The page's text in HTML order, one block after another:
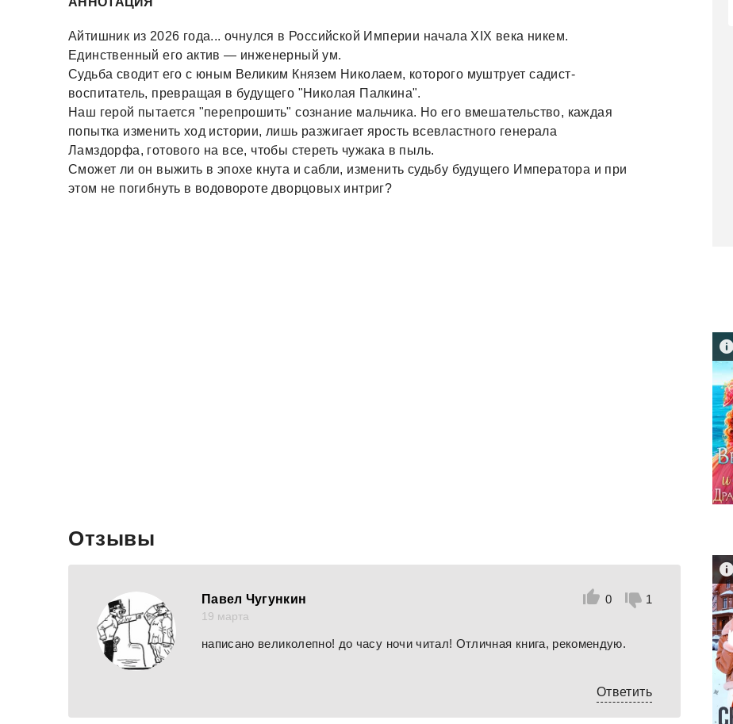
Айтишник из 2026 года... очнулся в Российской Империи начала XIX века никем.
Единственный его актив — инженерный ум.
Судьба сводит его с юным Великим Князем Николаем, которого муштрует садист-
воспитатель, превращая в будущего "Николая Палкина".
Наш герой пытается "перепрошить" сознание мальчика. Но его вмешательство, каждая
попытка изменить ход истории, лишь разжигает ярость всевластного генерала
Ламздорфа, готового на все, чтобы стереть чужака в пыль.
Сможет ли он выжить в эпохе кнута и сабли, изменить судьбу будущего Императора и при
этом не погибнуть в водовороте дворцовых интриг?
Отзывы
Павел Чугункин
19 марта
0 1
написано великолепно! до часу ночи читал! Отличная книга, рекомендую.
Ответить